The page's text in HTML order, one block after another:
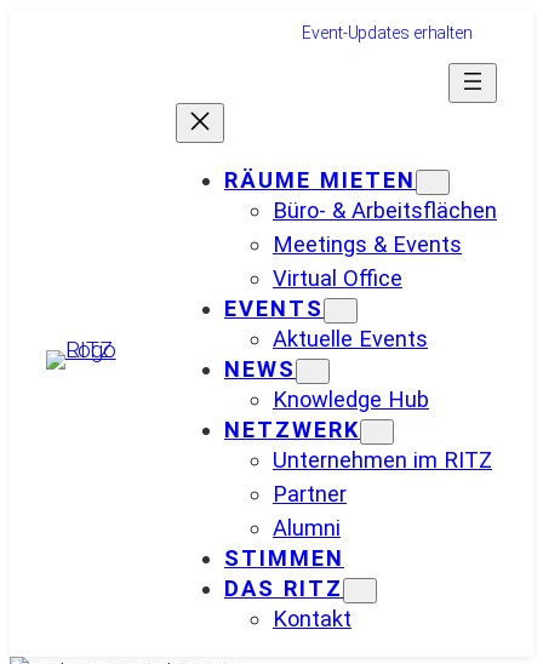
Event-Updates erhalten
RÄUME MIETEN
Büro- & Arbeitsflächen
Meetings & Events
Virtual Office
EVENTS
Aktuelle Events
NEWS
Knowledge Hub
NETZWERK
Unternehmen im RITZ
Partner
Alumni
STIMMEN
DAS RITZ
Kontakt